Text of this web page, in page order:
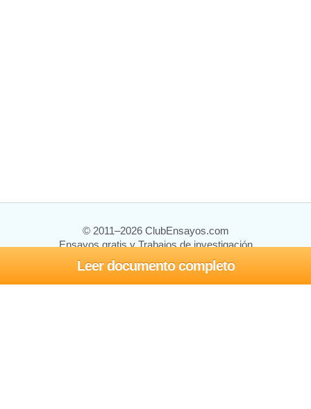
Leer documento completo
© 2011–2026 ClubEnsayos.com
Ensayos gratis y Trabajos de investigación